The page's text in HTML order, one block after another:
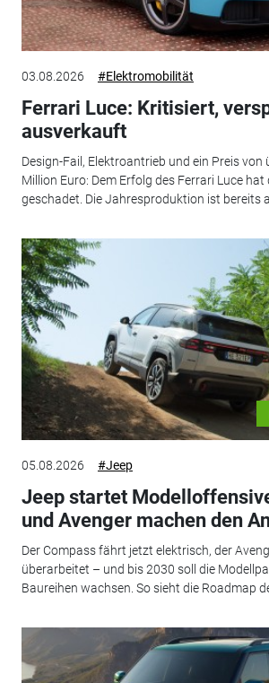
03.08.2026 #Elektromobilität
Ferrari Luce: Kritisiert,
ausverkauft
Design-Fail, Elektroantrieb und ein Preis von
Million Euro: Dem Erfolg des Ferrari Luce hat
geschadet. Die Jahresproduktion ist bereits
05.08.2026 #Jeep
Jeep startet
und Avenger machen den
Der Compass fährt jetzt elektrisch, der
überarbeitet – und bis 2030 soll die
Baureihen wachsen. So sieht die Roadmap